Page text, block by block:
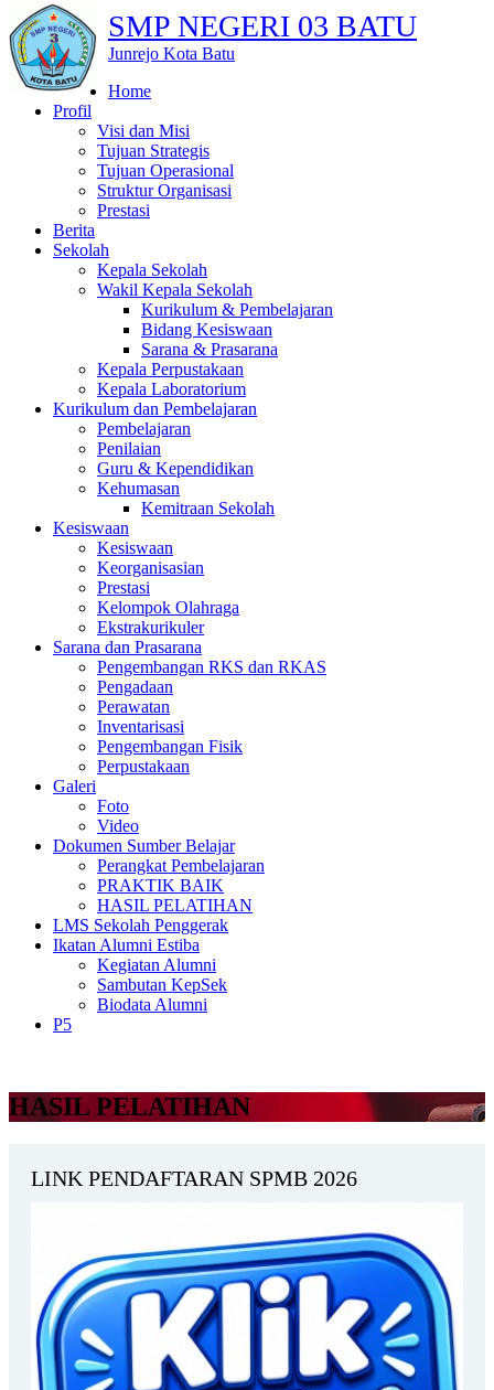
SMP NEGERI 03 BATU
Junrejo Kota Batu
Home
Profil
Visi dan Misi
Tujuan Strategis
Tujuan Operasional
Struktur Organisasi
Prestasi
Berita
Sekolah
Kepala Sekolah
Wakil Kepala Sekolah
Kurikulum & Pembelajaran
Bidang Kesiswaan
Sarana & Prasarana
Kepala Perpustakaan
Kepala Laboratorium
Kurikulum dan Pembelajaran
Pembelajaran
Penilaian
Guru & Kependidikan
Kehumasan
Kemitraan Sekolah
Kesiswaan
Kesiswaan
Keorganisasian
Prestasi
Kelompok Olahraga
Ekstrakurikuler
Sarana dan Prasarana
Pengembangan RKS dan RKAS
Pengadaan
Perawatan
Inventarisasi
Pengembangan Fisik
Perpustakaan
Galeri
Foto
Video
Dokumen Sumber Belajar
Perangkat Pembelajaran
PRAKTIK BAIK
HASIL PELATIHAN
LMS Sekolah Penggerak
Ikatan Alumni Estiba
Kegiatan Alumni
Sambutan KepSek
Biodata Alumni
P5
HASIL PELATIHAN
LINK PENDAFTARAN SPMB 2026